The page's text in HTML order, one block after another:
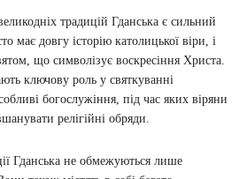
традицій Гданська є сильний
має довгу історію католицької віри, і
що символізує воскресіння Христа.
ключову роль у святкуванні
богослужіння, під час яких віряни
релігійні обряди.
Гданська не обмежуються лише